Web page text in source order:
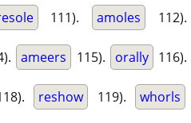
111). amoles 112).
ameers 115). orally 116).
reshow 119). whorls